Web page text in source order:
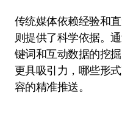
传统媒体依赖经验和
则提供了科学依据。
键词和互动数据的挖
更具吸引力，哪些形
容的精准推送。